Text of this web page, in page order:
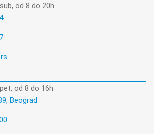
od 8 do 20h
od 8 do 16h
Beograd